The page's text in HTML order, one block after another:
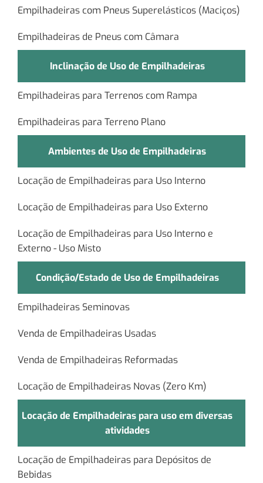
Empilhadeiras com Pneus Superelásticos (Maciços)
Empilhadeiras de Pneus com Câmara
Inclinação de Uso de Empilhadeiras
Empilhadeiras para Terrenos com Rampa
Empilhadeiras para Terreno Plano
Ambientes de Uso de Empilhadeiras
Locação de Empilhadeiras para Uso Interno
Locação de Empilhadeiras para Uso Externo
Locação de Empilhadeiras para Uso Interno e
Externo - Uso Misto
Condição/Estado de Uso de Empilhadeiras
Empilhadeiras Seminovas
Venda de Empilhadeiras Usadas
Venda de Empilhadeiras Reformadas
Locação de Empilhadeiras Novas (Zero Km)
Locação de Empilhadeiras para uso em diversas
atividades
Locação de Empilhadeiras para Depósitos de
Bebidas